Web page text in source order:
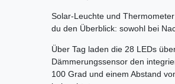
Solar-Leuchte und
du den Überblick: sowohl bei
Über Tag laden die 28 LEDs
Dämmerungssensor den
100 Grad und einem Abstand